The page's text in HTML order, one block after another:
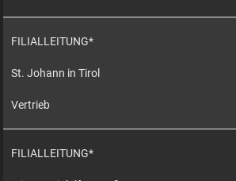
FILIALLEITUNG*
St. Johann in Tirol
Vertrieb
FILIALLEITUNG*